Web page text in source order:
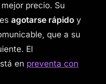
precio. Su
agotarse rápido y
que a su
El
en preventa con